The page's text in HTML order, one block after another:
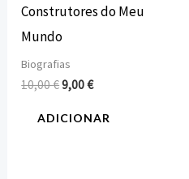
Construtores do Meu
Mundo
Biografias
10,00€9,00€
ADICIONAR